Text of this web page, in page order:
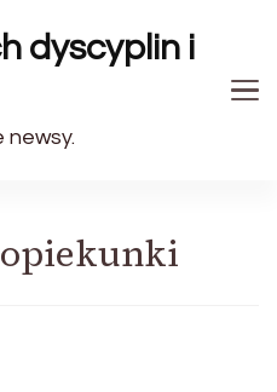
dyscyplin i
newsy.